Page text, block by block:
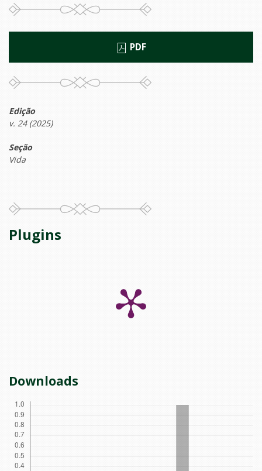
PDF
Edição
v. 24 (2025)
Seção
Vida
Plugins
Downloads